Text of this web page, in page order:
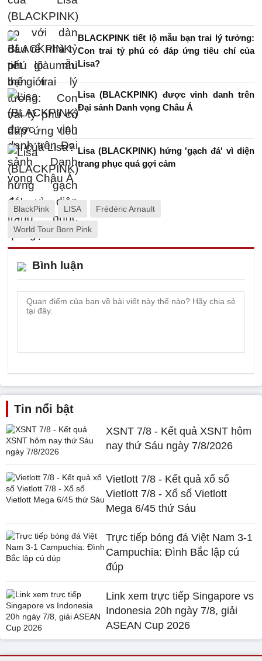
BLACKPINK tiết lộ mẫu bạn trai lý tưởng:
Con trai tỷ phú có đáp ứng tiêu chí của
Lisa?
Lisa (BLACKPINK) được vinh danh trên
Đại sảnh Danh vọng Châu Á
Lisa (BLACKPINK) hứng 'gạch đá' vì diện
trang phục quá gợi cảm
BlackPink LISA Frédéric Arnault
World Tour Born Pink
Bình luận
Tin nổi bật
XSNT 7/8 - Kết quả XSNT hôm
nay thứ Sáu ngày 7/8/2026
Vietlott 7/8 - Kết quả xổ số
Vietlott 7/8 - Xổ số Vietlott
Mega 6/45 thứ Sáu
Trực tiếp bóng đá Việt Nam 3-1
Campuchia: Đình Bắc lập cú
đúp
Link xem trực tiếp Singapore vs
Indonesia 20h ngày 7/8, giải
ASEAN Cup 2026